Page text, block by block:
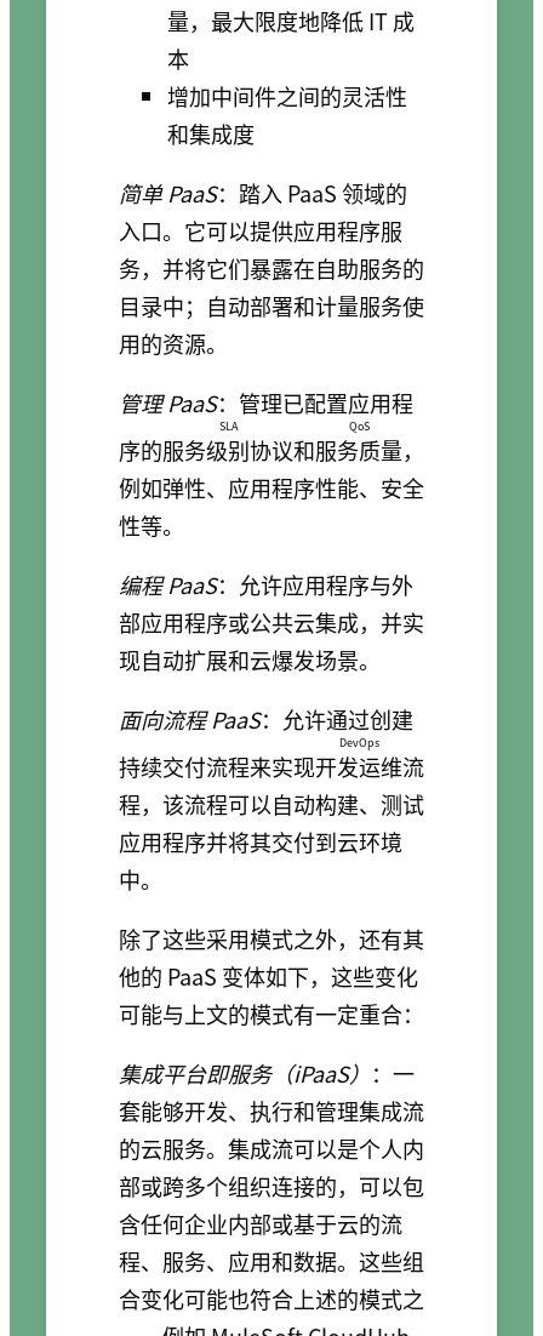
量，最大限度地降低 IT 成
本
增加中间件之间的灵活性
和集成度
简单 PaaS：踏入 PaaS 领域的
入口。它可以提供应用程序服
务，并将它们暴露在自助服务的
目录中；自动部署和计量服务使
用的资源。
管理 PaaS：管理已配置应用程
序的服务级别协议
SLA
和服务质量
QoS
，
例如弹性、应用程序性能、安全
性等。
编程 PaaS：允许应用程序与外
部应用程序或公共云集成，并实
现自动扩展和云爆发场景。
面向流程 PaaS：允许通过创建
持续交付流程来实现开发运维
DevOps
流
程，该流程可以自动构建、测试
应用程序并将其交付到云环境
中。
除了这些采用模式之外，还有其
他的 PaaS 变体如下，这些变化
可能与上文的模式有一定重合：
集成平台即服务（iPaaS） ：一
套能够开发、执行和管理集成流
的云服务。集成流可以是个人内
部或跨多个组织连接的，可以包
含任何企业内部或基于云的流
程、服务、应用和数据。这些组
合变化可能也符合上述的模式之